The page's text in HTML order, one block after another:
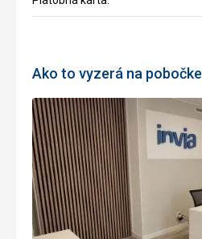
Ako to vyzerá na pobočke